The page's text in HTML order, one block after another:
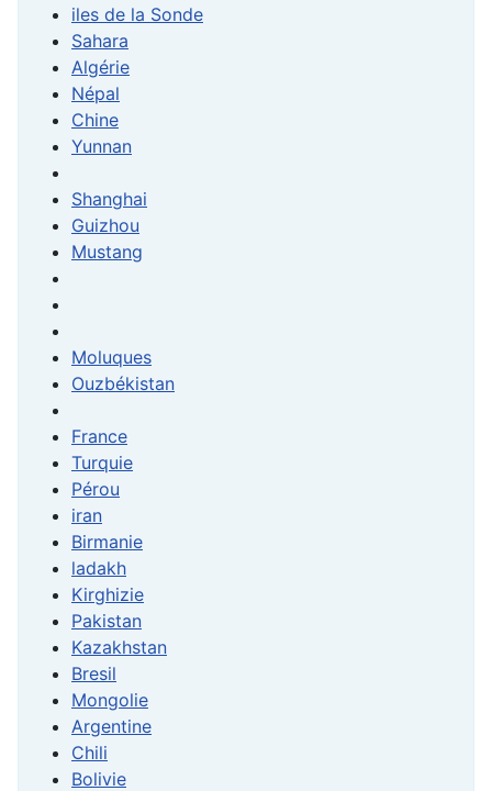
iles de la Sonde
Sahara
Algérie
Népal
Chine
Yunnan
Shanghai
Guizhou
Mustang
Moluques
Ouzbékistan
France
Turquie
Pérou
iran
Birmanie
ladakh
Kirghizie
Pakistan
Kazakhstan
Bresil
Mongolie
Argentine
Chili
Bolivie